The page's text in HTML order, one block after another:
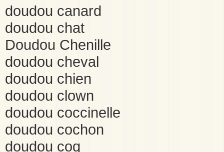
doudou canard
doudou chat
Doudou Chenille
doudou cheval
doudou chien
doudou clown
doudou coccinelle
doudou cochon
doudou coq